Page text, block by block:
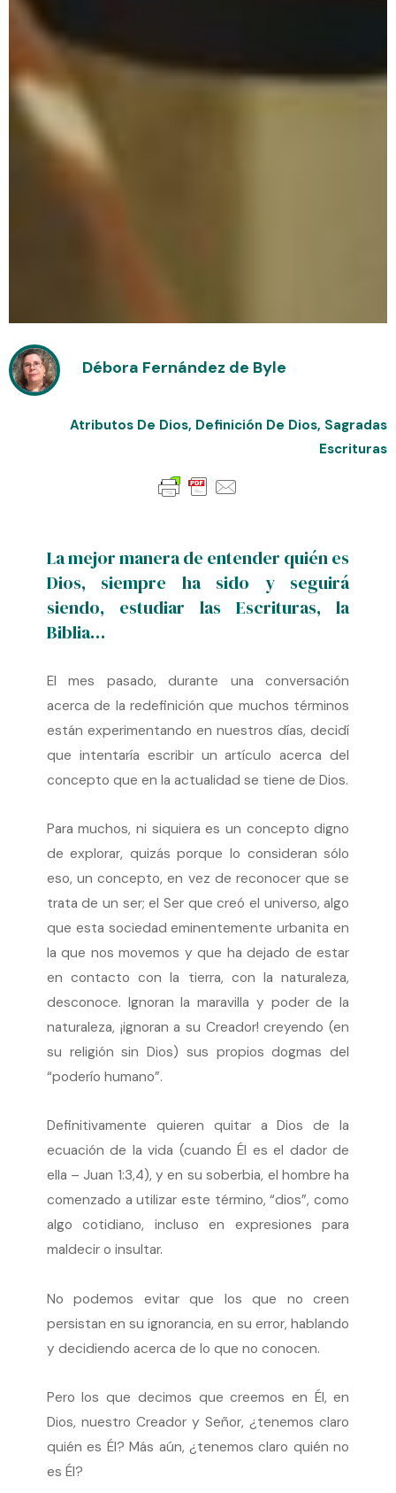
Débora Fernández de Byle
Atributos De Dios, Definición De Dios, Sagradas
Escrituras
La mejor manera de entender quién es
Dios, siempre ha sido y seguirá
siendo, estudiar las Escrituras, la
Biblia…
El mes pasado, durante una conversación
acerca de la redefinición que muchos términos
están experimentando en nuestros días, decidí
que intentaría escribir un artículo acerca del
concepto que en la actualidad se tiene de Dios.
Para muchos, ni siquiera es un concepto digno
de explorar, quizás porque lo consideran sólo
eso, un concepto, en vez de reconocer que se
trata de un ser; el Ser que creó el universo, algo
que esta sociedad eminentemente urbanita en
la que nos movemos y que ha dejado de estar
en contacto con la tierra, con la naturaleza,
desconoce. Ignoran la maravilla y poder de la
naturaleza, ¡ignoran a su Creador! creyendo (en
su religión sin Dios) sus propios dogmas del
“poderío humano”.
Definitivamente quieren quitar a Dios de la
ecuación de la vida (cuando Él es el dador de
ella – Juan 1:3,4), y en su soberbia, el hombre ha
comenzado a utilizar este término, “dios”, como
algo cotidiano, incluso en expresiones para
maldecir o insultar.
No podemos evitar que los que no creen
persistan en su ignorancia, en su error, hablando
y decidiendo acerca de lo que no conocen.
Pero los que decimos que creemos en Él, en
Dios, nuestro Creador y Señor, ¿tenemos claro
quién es Él? Más aún, ¿tenemos claro quién no
es Él?